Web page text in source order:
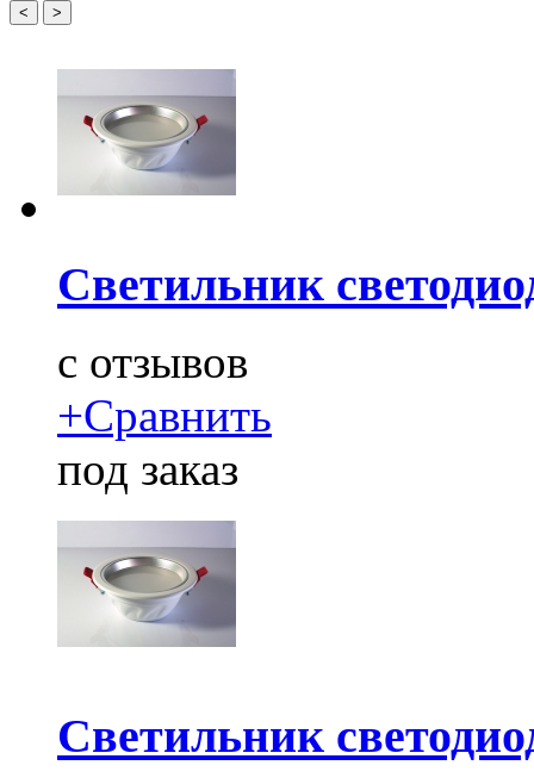
< >
Светильник
c отзывов
+Сравнить
под заказ
Светильник